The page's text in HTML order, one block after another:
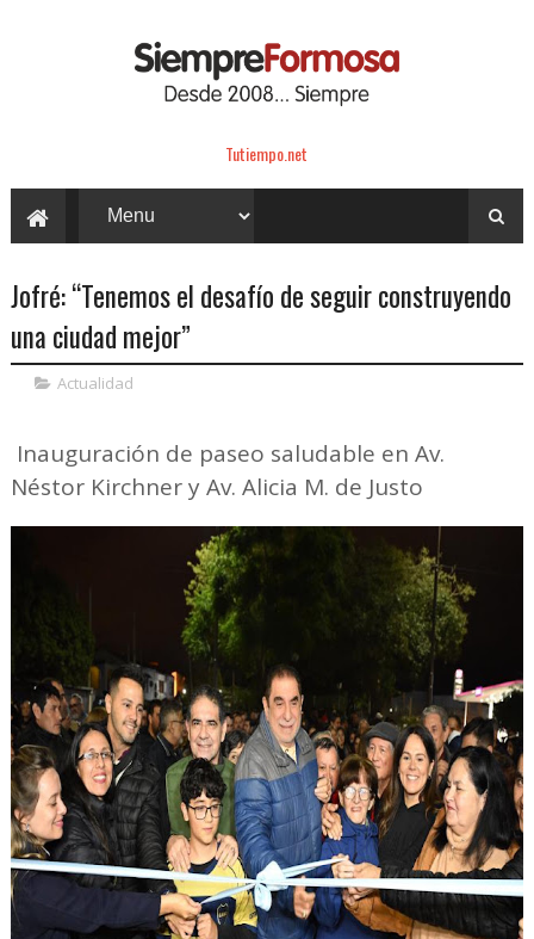
Tutiempo.net
Jofré: “Tenemos el desafío de seguir construyendo
una ciudad mejor”
Actualidad
Inauguración de paseo saludable en Av.
Néstor Kirchner y Av. Alicia M. de Justo